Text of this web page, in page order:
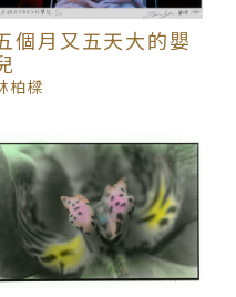
個月又五天大的嬰
柏樑